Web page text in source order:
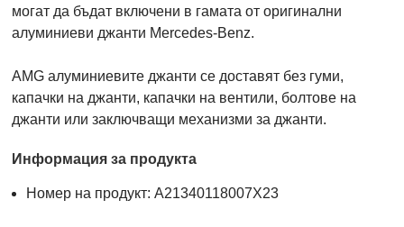
могат да бъдат включени в гамата от оригинални
алуминиеви джанти Mercedes-Benz.
AMG алуминиевите джанти се доставят без гуми,
капачки на джанти, капачки на вентили, болтове на
джанти или заключващи механизми за джанти.
Информация за продукта
Номер на продукт: A21340118007X23